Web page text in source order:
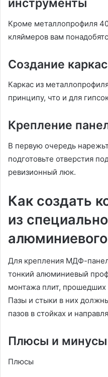
инструменты
Кроме металлопрофиля
кляймеров вам
Создание
Каркас из
принципу, что и для
Крепление
В первую очередь
подготовьте отверстия
ревизионный люк.
Как создать
из
Для крепления МДФ-
тонкий алюминиевый
монтажа плит,
Пазы и стыки в них
пазов в стойках и
Плюсы и
Плюсы